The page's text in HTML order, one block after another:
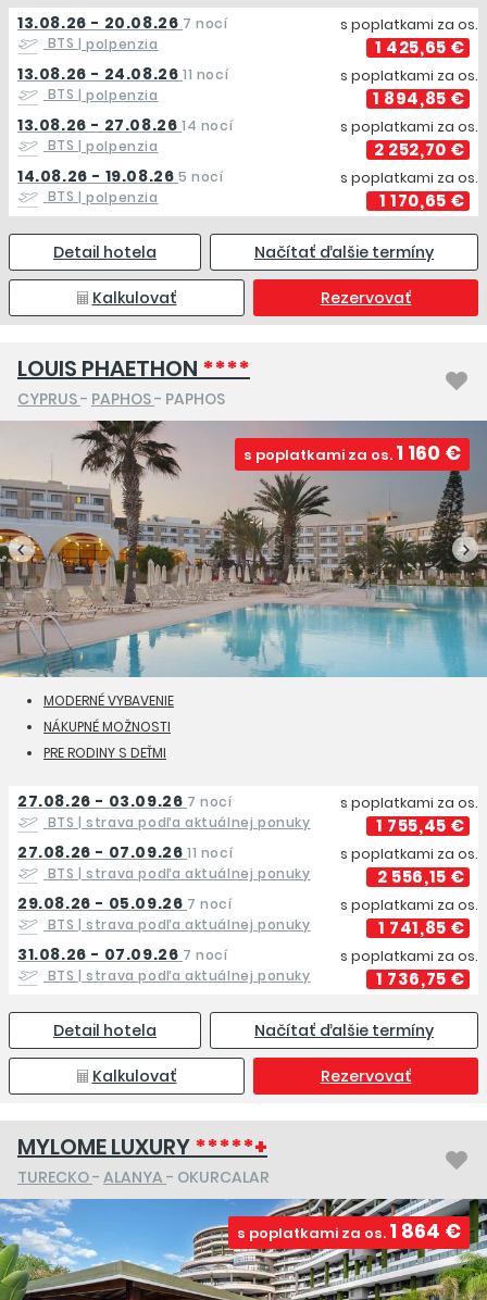
13.08.26 - 20.08.26 7 nocí
BTS| polpenzia
s poplatkami za os.
1 425,65 €
13.08.26 - 24.08.26 11 nocí
BTS| polpenzia
s poplatkami za os.
1 894,85 €
13.08.26 - 27.08.26 14 nocí
BTS| polpenzia
s poplatkami za os.
2 252,70 €
14.08.26 - 19.08.26 5 nocí
BTS| polpenzia
s poplatkami za os.
1 170,65 €
Detail hotela Načítať ďalšie termíny
Kalkulovať Rezervovať
LOUIS PHAETHON ****
CYPRUS- PAPHOS- PAPHOS
s poplatkami za os. 1 160 €
MODERNÉ VYBAVENIE
NÁKUPNÉ MOŽNOSTI
PRE RODINY S DEŤMI
27.08.26 - 03.09.26 7 nocí
BTS| strava podľa aktuálnej ponuky
s poplatkami za os.
1 755,45 €
27.08.26 - 07.09.26 11 nocí
BTS| strava podľa aktuálnej ponuky
s poplatkami za os.
2 556,15 €
29.08.26 - 05.09.26 7 nocí
BTS| strava podľa aktuálnej ponuky
s poplatkami za os.
1 741,85 €
31.08.26 - 07.09.26 7 nocí
BTS| strava podľa aktuálnej ponuky
s poplatkami za os.
1 736,75 €
Detail hotela Načítať ďalšie termíny
Kalkulovať Rezervovať
MYLOME LUXURY*****+
TURECKO- ALANYA - OKURCALAR
s poplatkami za os. 1 864 €